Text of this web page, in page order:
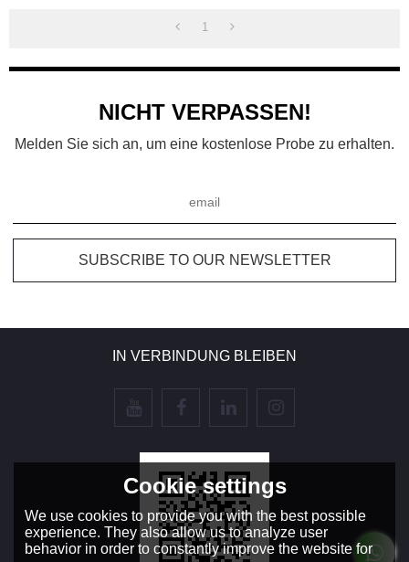
1
NICHT VERPASSEN!
Melden Sie sich an, um eine kostenlose Probe zu erhalten.
IN VERBINDUNG BLEIBEN
Cookie settings
We use cookies to provide you with the best possible
experience. They also allow us to analyze user
behavior in order to constantly improve the website for